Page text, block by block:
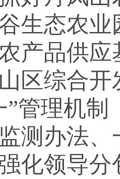
生态农
产品供
区综合
”管理机
测办法
化领导